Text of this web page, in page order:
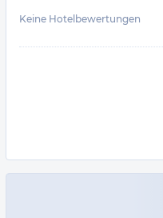
Keine Hotelbewertungen